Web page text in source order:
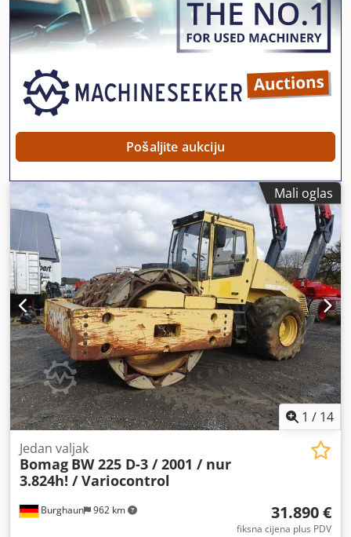
Pošaljite aukciju
Mali oglas
1 / 14
Burghaun 962 km
Jedan valjak
Bomag BW 225 D-3 / 2001 / nur
3.824h! / Variocontrol
31.890 €
fiksna cijena plus PDV